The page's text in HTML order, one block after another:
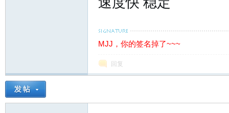
MJJ，你的签名掉了~~~
回复